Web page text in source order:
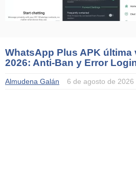
WhatsApp Plus APK
2026: Anti-Ban y Error
Almudena Galán 6 de agosto de 2026